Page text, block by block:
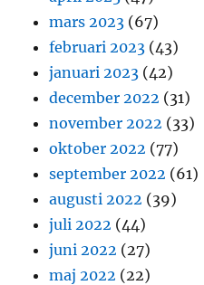
mars 2023 (67)
februari 2023 (43)
januari 2023 (42)
december 2022 (31)
november 2022 (33)
oktober 2022 (77)
september 2022 (61)
augusti 2022 (39)
juli 2022 (44)
juni 2022 (27)
maj 2022 (22)